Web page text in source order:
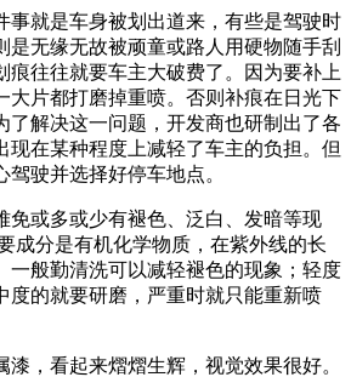
事就是车身被划出道来，有些是驾驶时
是无缘无故被顽童或路人用硬物随手刮
痕往往就要车主大破费了。因为要补上
大片都打磨掉重喷。否则补痕在日光下
了解决这一问题，开发商也研制出了各
现在某种程度上减轻了车主的负担。但
驶并选择好停车地点。
免或多或少有褪色、泛白、发暗等现
成分是有机化学物质，在紫外线的长
一般勤清洗可以减轻褪色的现象；轻度
度的就要研磨，严重时就只能重新喷
漆，看起来熠熠生辉，视觉效果很好。